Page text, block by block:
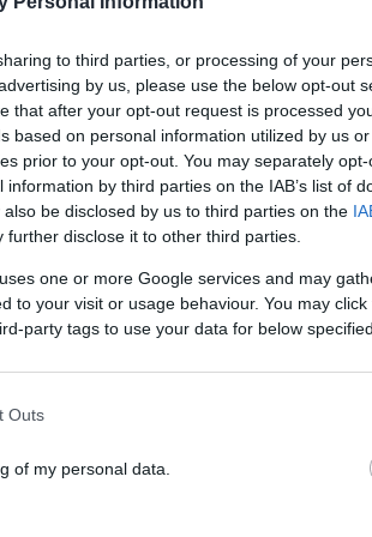
to third parties, or processing of your
by us, please use the below opt-out
that after your opt-out request is processed
based on personal information utilized by us
prior to your opt-out. You may separately
by third parties on the IAB’s list of
be disclosed by us to third parties on the
further disclose it to other third parties.
one or more Google services and may
to your visit or usage behaviour. You may
party tags to use your data for below
Outs
of my personal data.
αλλά είναι ένα κόμμα που
των «Σπαρτιατών» στη Βουλή,
Το τέρας του φασισμού υπάρχει
τον Πλεύρη, τον Βορίδη και τον